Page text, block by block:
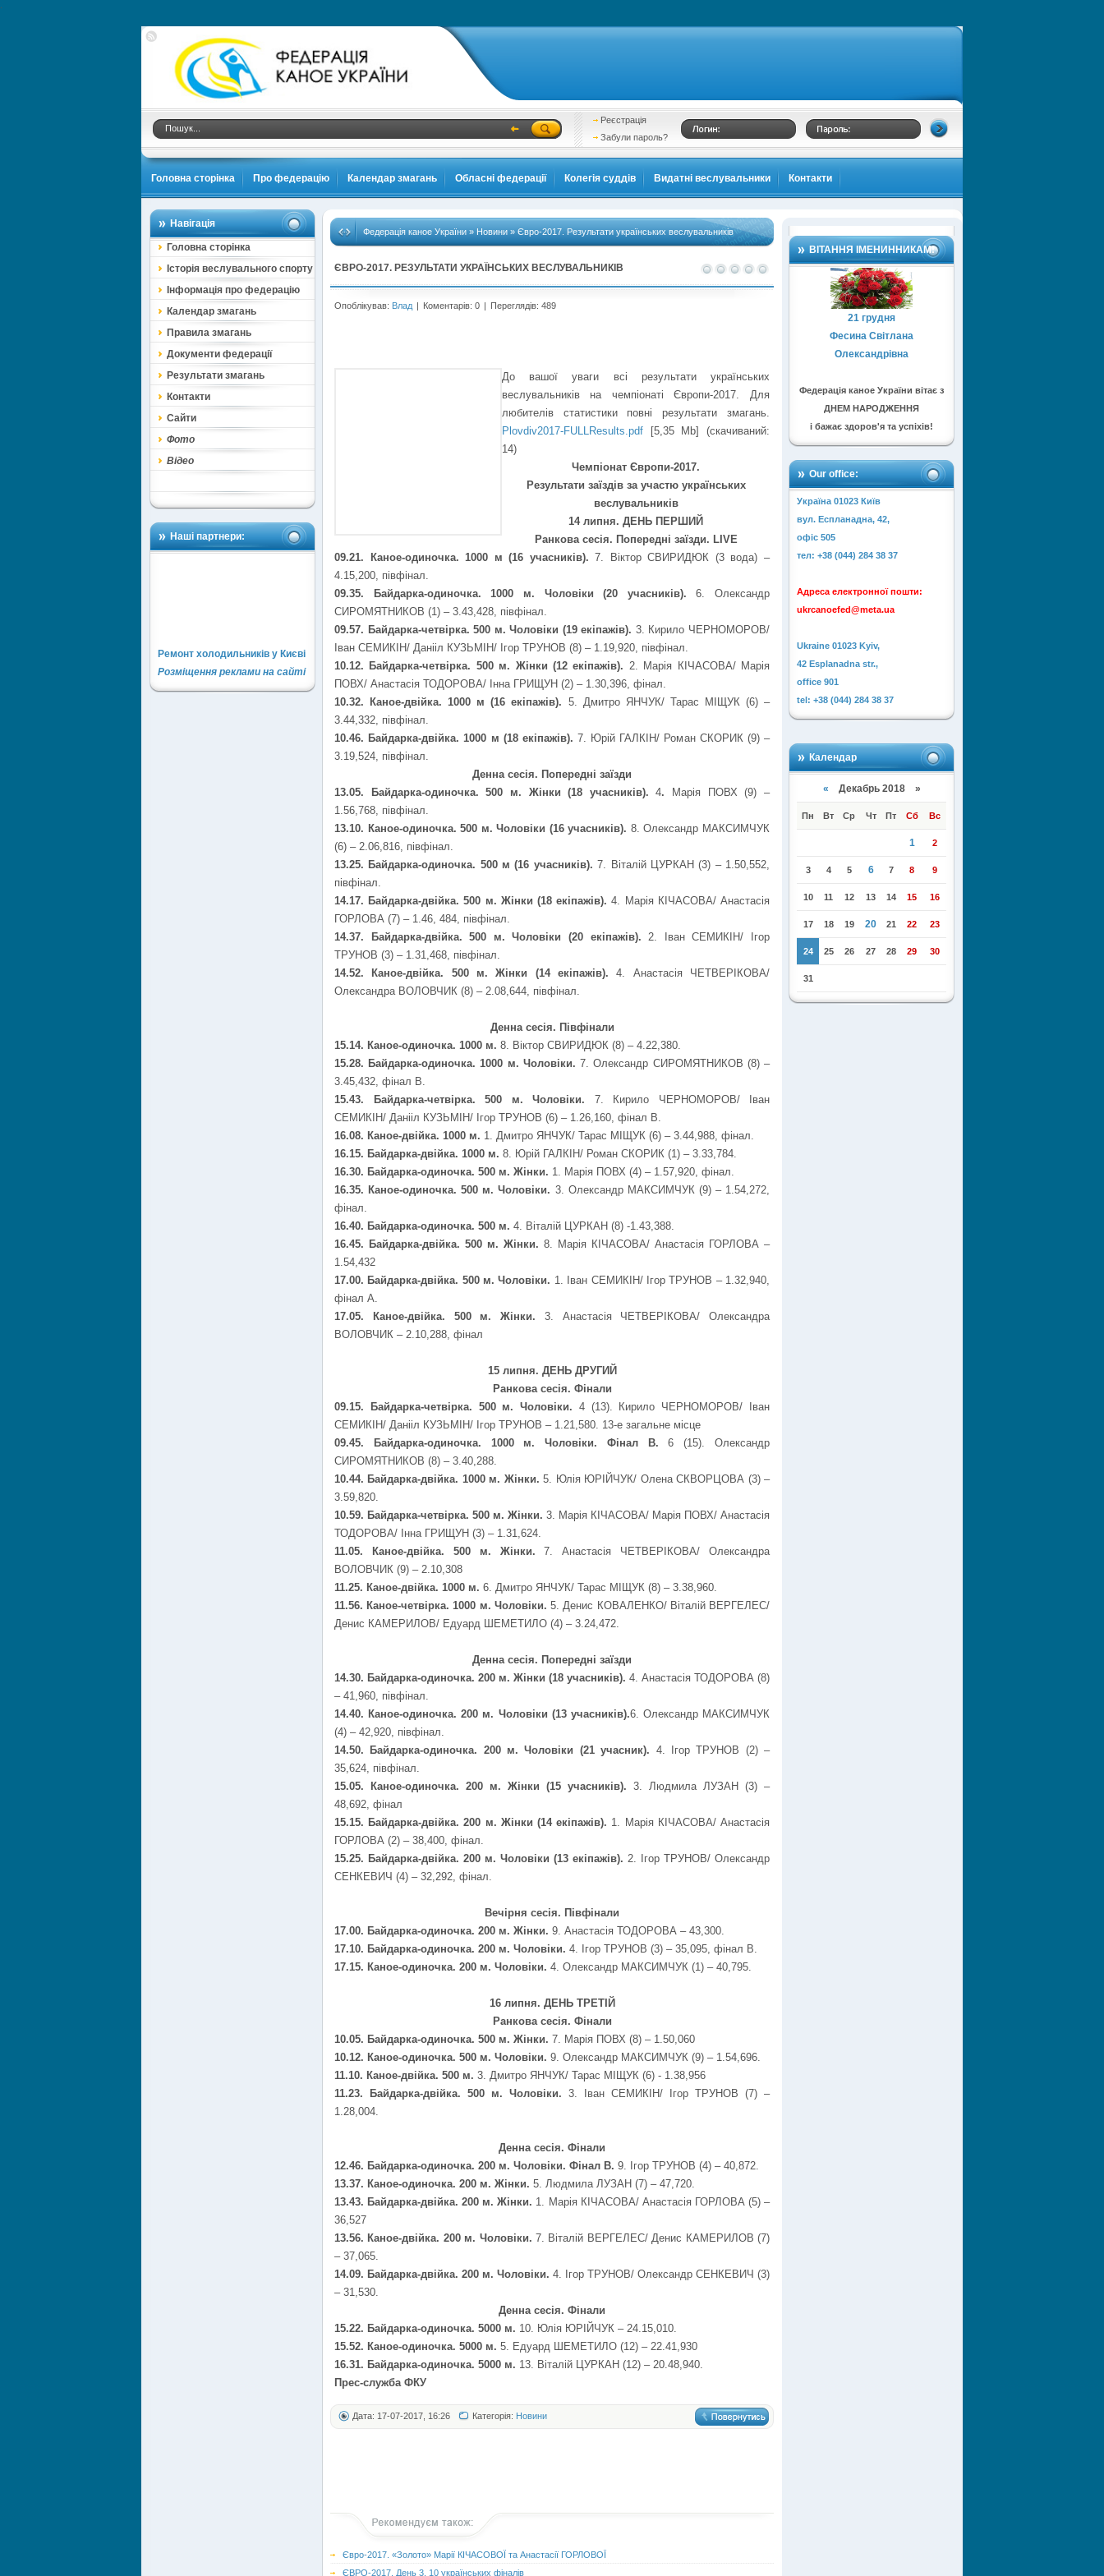
Реєстрація
Забули пароль?
Головна сторінка Про федерацію Календар змагань Обласні федерації Колегія суддів Видатні веслувальники Контакти
Навігація
Головна сторінка
Історія веслувального спорту
Інформація про федерацію
Календар змагань
Правила змагань
Документи федерації
Результати змагань
Контакти
Сайти
Фото
Відео
Наші партнери:
Ремонт холодильників у Києві
Розміщення реклами на сайті
ВІТАННЯ ІМЕНИННИКАМ!
21 грудня
Фесина Світлана
Олександрівна
Федерація каное України вітає з
ДНЕМ НАРОДЖЕННЯ
і бажає здоров'я та успіхів!
Our office:
Україна 01023 Київ
вул. Еспланадна, 42,
офіс 505
тел: +38 (044) 284 38 37
Адреса електронної пошти:
ukrcanoefed@meta.ua
Ukraine 01023 Kyiv,
42 Esplanadna str.,
office 901
tel: +38 (044) 284 38 37
Календар
« Декабрь 2018 »
Пн Вт Ср Чт Пт Сб Вс
1 2
3 4 5 6 7 8 9
10 11 12 13 14 15 16
17 18 19 20 21 22 23
24 25 26 27 28 29 30
31
Федерація каное України » Новини » Євро-2017. Результати українських веслувальників
ЄВРО-2017. РЕЗУЛЬТАТИ УКРАЇНСЬКИХ ВЕСЛУВАЛЬНИКІВ
Опоблікував: Влад | Коментарів: 0 | Переглядів: 489
До вашої уваги всі результати українських
веслувальників на чемпіонаті Європи-2017. Для
любителів статистики повні результати змагань.
Plovdiv2017-FULLResults.pdf [5,35 Mb] (cкачиваний:
14)
Чемпіонат Європи-2017.
Результати заїздів за участю українських
веслувальників
14 липня. ДЕНЬ ПЕРШИЙ
Ранкова сесія. Попередні заїзди. LIVE
09.21. Каное-одиночка. 1000 м (16 учасників).7. Віктор СВИРИДЮК (3 вода) –
4.15,200, півфінал.
09.35. Байдарка-одиночка. 1000 м. Чоловіки (20 учасників).6. Олександр
СИРОМЯТНИКОВ (1) – 3.43,428, півфінал.
09.57. Байдарка-четвірка. 500 м. Чоловіки (19 екіпажів). 3. Кирило ЧЕРНОМОРОВ/
Іван СЕМИКІН/ Данііл КУЗЬМІН/ Ігор ТРУНОВ (8) – 1.19,920, півфінал.
10.12. Байдарка-четвірка. 500 м. Жінки (12 екіпажів). 2. Марія КІЧАСОВА/ Марія
ПОВХ/ Анастасія ТОДОРОВА/ Інна ГРИЩУН (2) – 1.30,396, фінал.
10.32. Каное-двійка. 1000 м (16 екіпажів). 5. Дмитро ЯНЧУК/ Тарас МІЩУК (6) –
3.44,332, півфінал.
10.46. Байдарка-двійка. 1000 м (18 екіпажів). 7. Юрій ГАЛКІН/ Роман СКОРИК (9) –
3.19,524, півфінал.
Денна сесія. Попередні заїзди
13.05. Байдарка-одиночка. 500 м. Жінки (18 учасників).4.
Марія ПОВХ (9) –
1.56,768, півфінал.
13.10. Каное-одиночка. 500 м. Чоловіки (16 учасників). 8. Олександр МАКСИМЧУК
(6) – 2.06,816, півфінал.
13.25. Байдарка-одиночка. 500 м (16 учасників).7. Віталій ЦУРКАН (3) – 1.50,552,
півфінал.
14.17. Байдарка-двійка. 500 м. Жінки (18 екіпажів).4. Марія КІЧАСОВА/ Анастасія
ГОРЛОВА (7) – 1.46, 484, півфінал.
14.37. Байдарка-двійка. 500 м. Чоловіки (20 екіпажів). 2. Іван СЕМИКІН/ Ігор
ТРУНОВ (3) – 1.31,468, півфінал.
14.52. Каное-двійка. 500 м. Жінки (14 екіпажів).4. Анастасія ЧЕТВЕРІКОВА/
Олександра ВОЛОВЧИК (8) – 2.08,644, півфінал.
Денна сесія. Півфінали
15.14. Каное-одиночка. 1000 м. 8. Віктор СВИРИДЮК (8) – 4.22,380.
15.28. Байдарка-одиночка. 1000 м. Чоловіки.7. Олександр СИРОМЯТНИКОВ (8) –
3.45,432, фінал В.
15.43. Байдарка-четвірка. 500 м. Чоловіки. 7. Кирило ЧЕРНОМОРОВ/ Іван
СЕМИКІН/ Данііл КУЗЬМІН/ Ігор ТРУНОВ (6) – 1.26,160, фінал В.
16.08. Каное-двійка. 1000 м. 1. Дмитро ЯНЧУК/ Тарас МІЩУК (6) – 3.44,988, фінал.
16.15. Байдарка-двійка. 1000 м. 8. Юрій ГАЛКІН/ Роман СКОРИК (1) – 3.33,784.
16.30. Байдарка-одиночка. 500 м. Жінки. 1. Марія ПОВХ (4) – 1.57,920, фінал.
16.35. Каное-одиночка. 500 м. Чоловіки. 3. Олександр МАКСИМЧУК (9) – 1.54,272,
фінал.
16.40. Байдарка-одиночка. 500 м. 4. Віталій ЦУРКАН (8) -1.43,388.
16.45. Байдарка-двійка. 500 м. Жінки. 8. Марія КІЧАСОВА/ Анастасія ГОРЛОВА –
1.54,432
17.00. Байдарка-двійка. 500 м. Чоловіки. 1. Іван СЕМИКІН/ Ігор ТРУНОВ – 1.32,940,
фінал А.
17.05. Каное-двійка. 500 м. Жінки. 3. Анастасія ЧЕТВЕРІКОВА/ Олександра
ВОЛОВЧИК – 2.10,288, фінал
15 липня. ДЕНЬ ДРУГИЙ
Ранкова сесія. Фінали
09.15. Байдарка-четвірка. 500 м. Чоловіки. 4 (13). Кирило ЧЕРНОМОРОВ/ Іван
СЕМИКІН/ Данііл КУЗЬМІН/ Ігор ТРУНОВ – 1.21,580. 13-е загальне місце
09.45. Байдарка-одиночка. 1000 м. Чоловіки. Фінал В.6 (15). Олександр
СИРОМЯТНИКОВ (8) – 3.40,288.
10.44. Байдарка-двійка. 1000 м. Жінки.5. Юлія ЮРІЙЧУК/ Олена СКВОРЦОВА (3) –
3.59,820.
10.59. Байдарка-четвірка. 500 м. Жінки. 3. Марія КІЧАСОВА/ Марія ПОВХ/ Анастасія
ТОДОРОВА/ Інна ГРИЩУН (3) – 1.31,624.
11.05. Каное-двійка. 500 м. Жінки.7. Анастасія ЧЕТВЕРІКОВА/ Олександра
ВОЛОВЧИК (9) – 2.10,308
11.25. Каное-двійка. 1000 м. 6. Дмитро ЯНЧУК/ Тарас МІЩУК (8) – 3.38,960.
11.56. Каное-четвірка. 1000 м. Чоловіки.5. Денис КОВАЛЕНКО/ Віталій ВЕРГЕЛЕС/
Денис КАМЕРИЛОВ/ Едуард ШЕМЕТИЛО (4) – 3.24,472.
Денна сесія. Попередні заїзди
14.30. Байдарка-одиночка. 200 м. Жінки (18 учасників). 4. Анастасія ТОДОРОВА (8)
– 41,960, півфінал.
14.40. Каное-одиночка. 200 м. Чоловіки (13 учасників).6. Олександр МАКСИМЧУК
(4) – 42,920, півфінал.
14.50. Байдарка-одиночка. 200 м. Чоловіки (21 учасник). 4.
Ігор ТРУНОВ (2) –
35,624, півфінал.
15.05. Каное-одиночка. 200 м. Жінки (15 учасників). 3. Людмила ЛУЗАН (3) –
48,692, фінал
15.15. Байдарка-двійка. 200 м. Жінки (14 екіпажів). 1. Марія КІЧАСОВА/ Анастасія
ГОРЛОВА (2) – 38,400, фінал.
15.25. Байдарка-двійка. 200 м. Чоловіки (13 екіпажів). 2. Ігор ТРУНОВ/ Олександр
СЕНКЕВИЧ (4) – 32,292, фінал.
Вечірня сесія. Півфінали
17.00. Байдарка-одиночка. 200 м. Жінки. 9. Анастасія ТОДОРОВА – 43,300.
17.10. Байдарка-одиночка. 200 м. Чоловіки. 4. Ігор ТРУНОВ (3) – 35,095, фінал В.
17.15. Каное-одиночка. 200 м. Чоловіки. 4. Олександр МАКСИМЧУК (1) – 40,795.
16 липня. ДЕНЬ ТРЕТІЙ
Ранкова сесія. Фінали
10.05. Байдарка-одиночка. 500 м. Жінки. 7. Марія ПОВХ (8) – 1.50,060
10.12. Каное-одиночка. 500 м. Чоловіки. 9. Олександр МАКСИМЧУК (9) – 1.54,696.
11.10. Каное-двійка. 500 м. 3. Дмитро ЯНЧУК/ Тарас МІЩУК (6) - 1.38,956
11.23. Байдарка-двійка. 500 м. Чоловіки. 3.
Іван СЕМИКІН/ Ігор ТРУНОВ (7) –
1.28,004.
Денна сесія. Фінали
12.46. Байдарка-одиночка. 200 м. Чоловіки. Фінал В. 9. Ігор ТРУНОВ (4) – 40,872.
13.37. Каное-одиночка. 200 м. Жінки. 5. Людмила ЛУЗАН (7) – 47,720.
13.43. Байдарка-двійка. 200 м. Жінки. 1. Марія КІЧАСОВА/ Анастасія ГОРЛОВА (5) –
36,527
13.56. Каное-двійка. 200 м. Чоловіки. 7. Віталій ВЕРГЕЛЕС/ Денис КАМЕРИЛОВ (7)
– 37,065.
14.09. Байдарка-двійка. 200 м. Чоловіки. 4. Ігор ТРУНОВ/ Олександр СЕНКЕВИЧ (3)
– 31,530.
Денна сесія. Фінали
15.22. Байдарка-одиночка. 5000 м. 10. Юлія ЮРІЙЧУК – 24.15,010.
15.52. Каное-одиночка. 5000 м. 5. Едуард ШЕМЕТИЛО (12) – 22.41,930
16.31. Байдарка-одиночка. 5000 м. 13. Віталій ЦУРКАН (12) – 20.48,940.
Прес-служба ФКУ
Дата: 17-07-2017, 16:26 Категорія: Новини
Євро-2017. «Золото» Марії КІЧАСОВОЇ та Анастасії ГОРЛОВОЇ
ЄВРО-2017. День 3. 10 українських фіналів